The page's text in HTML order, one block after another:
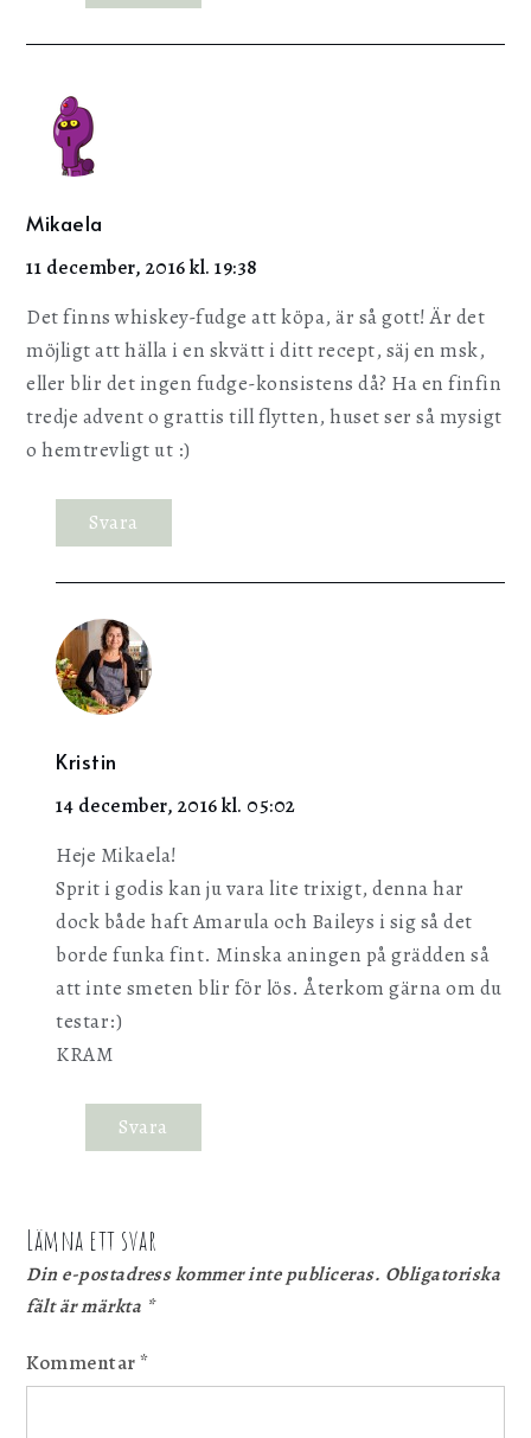
Mikaela
11 december, 2016 kl. 19:38
Det finns whiskey-fudge att köpa, är så gott! Är det
möjligt att hälla i en skvätt i ditt recept, säj en msk,
eller blir det ingen fudge-konsistens då? Ha en finfin
tredje advent o grattis till flytten, huset ser så mysigt
o hemtrevligt ut :)
Svara
Kristin
14 december, 2016 kl. 05:02
Heje Mikaela!
Sprit i godis kan ju vara lite trixigt, denna har
dock både haft Amarula och Baileys i sig så det
borde funka fint. Minska aningen på grädden så
att inte smeten blir för lös. Återkom gärna om du
testar:)
KRAM
Svara
Lämna ett svar
Din e-postadress kommer inte publiceras. Obligatoriska
fält är märkta *
Kommentar*